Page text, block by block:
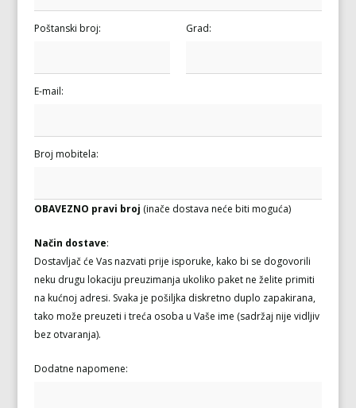
Poštanski broj: Grad:
E-mail:
Broj mobitela:
OBAVEZNO pravi broj (inače dostava neće biti moguća)
Način dostave:
Dostavljač će Vas nazvati prije isporuke, kako bi se dogovorili
neku drugu lokaciju preuzimanja ukoliko paket ne želite primiti
na kućnoj adresi. Svaka je pošiljka diskretno duplo zapakirana,
tako može preuzeti i treća osoba u Vaše ime (sadržaj nije vidljiv
bez otvaranja).
Dodatne napomene: